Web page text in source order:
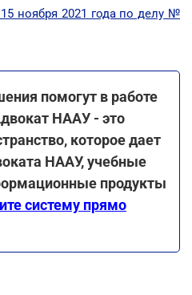
ноября 2021 года по делу №
помогут в работе
НААУ - это
которое дает
НААУ, учебные
продукты
систему прямо